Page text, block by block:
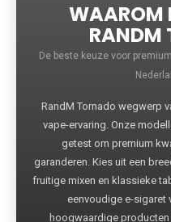
WAAROM
RANDM
De beste keuze voor
RandM Tornado wegwerp
vape-ervaring. Onze
getest om premium
garanderen. Kies uit een
fruitige mixen en klassieke
eenvoudige e-
hoogwaardige